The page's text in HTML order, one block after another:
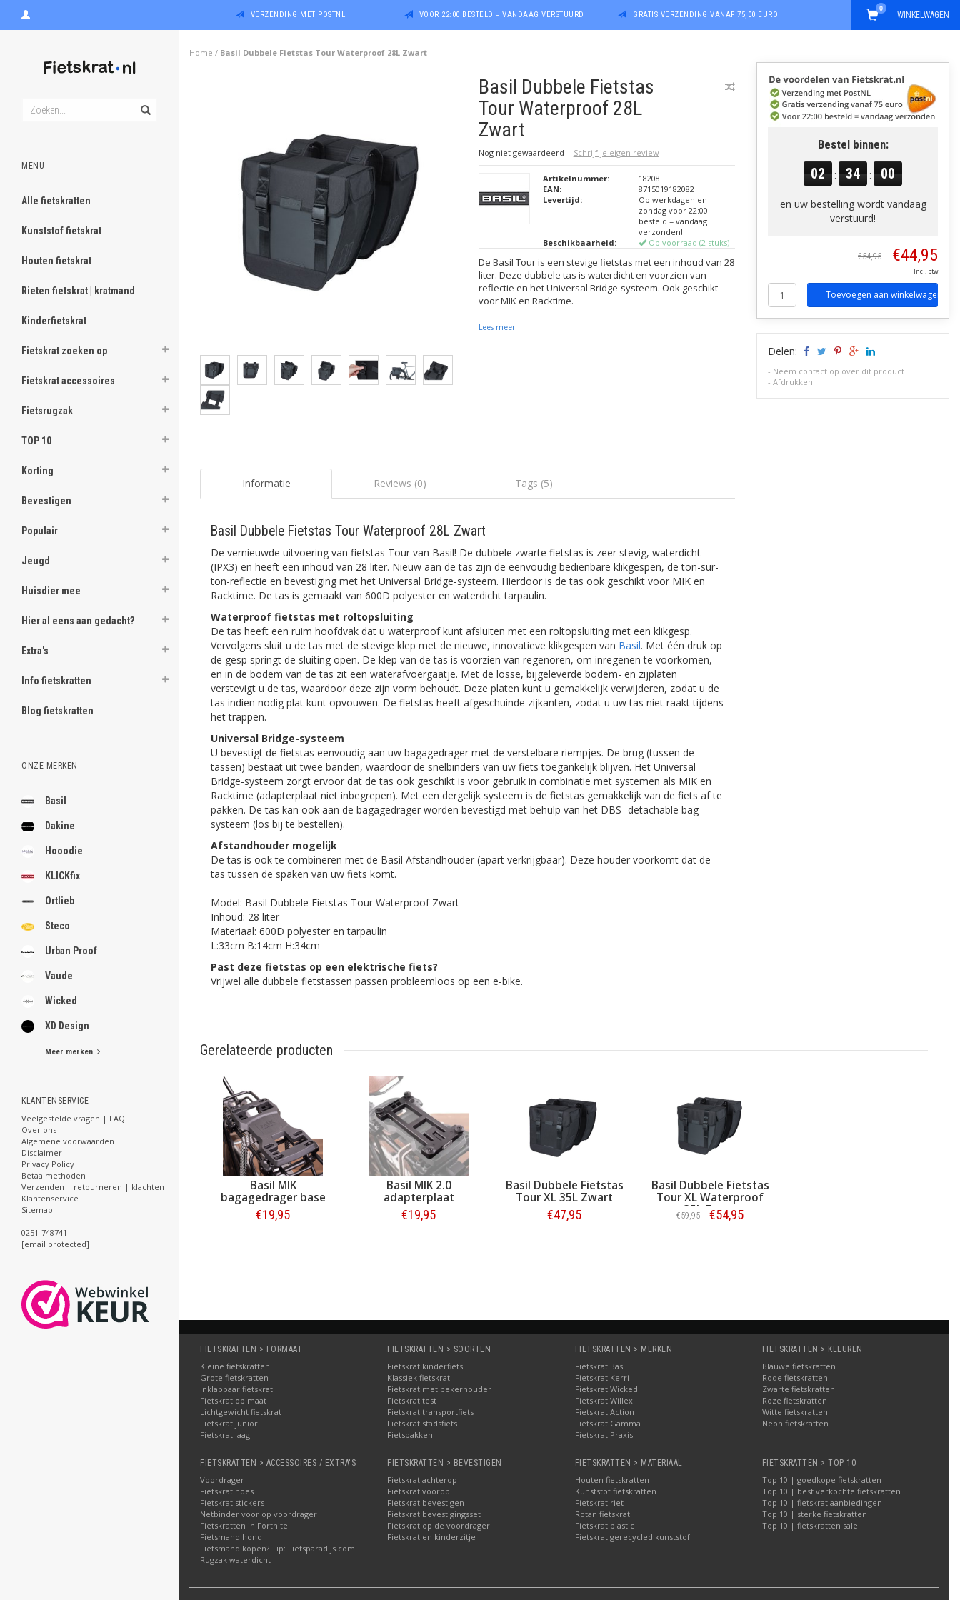
VERZENDING MET POSTNL VOOR 22:00 BESTELD = VANDAAG VERSTUURD GRATIS VERZENDING VANAF 75,00 EURO WINKELWAGEN
0
MENU
Alle fietskratten
Kunststof fietskrat
Houten fietskrat
Rieten fietskrat | kratmand
Kinderfietskrat
Fietskrat zoeken op
Fietskrat accessoires
Fietsrugzak
TOP 10
Korting
Bevestigen
Populair
Jeugd
Huisdier mee
Hier al eens aan gedacht?
Extra's
Info fietskratten
Blog fietskratten
ONZE MERKEN
Basil
Dakine
Hooodie
KLICKfix
Ortlieb
Steco
Urban Proof
Vaude
Wicked
XD Design
Meer merken
KLANTENSERVICE
Veelgestelde vragen | FAQ
Over ons
Algemene voorwaarden
Disclaimer
Privacy Policy
Betaalmethoden
Verzenden | retourneren | klachten
Klantenservice
Sitemap
0251-748741
[email protected]
Home / Basil Dubbele Fietstas Tour Waterproof 28L Zwart
Basil Dubbele Fietstas
Tour Waterproof 28L
Zwart
Nog niet gewaardeerd | Schrijf je eigen review
Artikelnummer:
18208
EAN:
8715019182082
Levertijd:
Op werkdagen en
zondag voor 22:00
besteld = vandaag
verzonden!
Beschikbaarheid:
Op voorraad (2 stuks)
De Basil Tour is een stevige fietstas met een inhoud van 28
liter. Deze dubbele tas is waterdicht en voorzien van
reflectie en het Universal Bridge-systeem. Ook geschikt
voor MIK en Racktime.
Lees meer
Informatie Reviews (0) Tags (5)
Basil Dubbele Fietstas Tour Waterproof 28L Zwart
De vernieuwde uitvoering van fietstas Tour van Basil! De dubbele zwarte fietstas is zeer stevig, waterdicht
(IPX3) en heeft een inhoud van 28 liter. Nieuw aan de tas zijn de eenvoudig bedienbare klikgespen, de ton-sur-
ton-reflectie en bevestiging met het Universal Bridge-systeem. Hierdoor is de tas ook geschikt voor MIK en
Racktime. De tas is gemaakt van 600D polyester en waterdicht tarpaulin.
Waterproof fietstas met roltopsluiting
De tas heeft een ruim hoofdvak dat u waterproof kunt afsluiten met een roltopsluiting met een klikgesp.
Vervolgens sluit u de tas met de stevige klep met de nieuwe, innovatieve klikgespen van Basil. Met één druk op
de gesp springt de sluiting open. De klep van de tas is voorzien van regenoren, om inregenen te voorkomen,
en in de bodem van de tas zit een waterafvoergaatje. Met de losse, bijgeleverde bodem- en zijplaten
verstevigt u de tas, waardoor deze zijn vorm behoudt. Deze platen kunt u gemakkelijk verwijderen, zodat u de
tas indien nodig plat kunt opvouwen. De fietstas heeft afgeschuinde zijkanten, zodat u uw tas niet raakt tijdens
het trappen.
Universal Bridge-systeem
U bevestigt de fietstas eenvoudig aan uw bagagedrager met de verstelbare riempjes. De brug (tussen de
tassen) bestaat uit twee banden, waardoor de snelbinders van uw fiets toegankelijk blijven. Het Universal
Bridge-systeem zorgt ervoor dat de tas ook geschikt is voor gebruik in combinatie met systemen als MIK en
Racktime (adapterplaat niet inbegrepen). Met een dergelijk systeem is de fietstas gemakkelijk van de fiets af te
pakken. De tas kan ook aan de bagagedrager worden bevestigd met behulp van het DBS- detachable bag
systeem (los bij te bestellen).
Afstandhouder mogelijk
De tas is ook te combineren met de Basil Afstandhouder (apart verkrijgbaar). Deze houder voorkomt dat de
tas tussen de spaken van uw fiets komt.
Model: Basil Dubbele Fietstas Tour Waterproof Zwart
Inhoud: 28 liter
Materiaal: 600D polyester en tarpaulin
L:33cm B:14cm H:34cm
Past deze fietstas op een elektrische fiets?
Vrijwel alle dubbele fietstassen passen probleemloos op een e-bike.
Bestel binnen:
02 : 34 : 00
en uw bestelling wordt vandaag
verstuurd!
€54,95 €44,95
Incl. btw
Toevoegen aan winkelwagen
Delen:
- Neem contact op over dit product
-Afdrukken
Gerelateerde producten
Basil MIK
bagagedrager base
€19,95
Basil MIK 2.0
adapterplaat
€19,95
Basil Dubbele Fietstas
Tour XL 35L Zwart
€47,95
Basil Dubbele Fietstas
Tour XL Waterproof
35L Zwart
€59,95 €54,95
FIETSKRATTEN > FORMAAT
Kleine fietskratten
Grote fietskratten
Inklapbaar fietskrat
Fietskrat op maat
Lichtgewicht fietskrat
Fietskrat junior
Fietskrat laag
FIETSKRATTEN > SOORTEN
Fietskrat kinderfiets
Klassiek fietskrat
Fietskrat met bekerhouder
Fietskrat test
Fietskrat transportfiets
Fietskrat stadsfiets
Fietsbakken
FIETSKRATTEN > MERKEN
Fietskrat Basil
Fietskrat Kerri
Fietskrat Wicked
Fietskrat Willex
Fietskrat Action
Fietskrat Gamma
Fietskrat Praxis
FIETSKRATTEN > KLEUREN
Blauwe fietskratten
Rode fietskratten
Zwarte fietskratten
Roze fietskratten
Witte fietskratten
Neon fietskratten
FIETSKRATTEN > ACCESSOIRES / EXTRA'S
Voordrager
Fietskrat hoes
Fietskrat stickers
Netbinder voor op voordrager
Fietskratten in Fortnite
Fietsmand hond
Fietsmand kopen? Tip: Fietsparadijs.com
Rugzak waterdicht
FIETSKRATTEN > BEVESTIGEN
Fietskrat achterop
Fietskrat voorop
Fietskrat bevestigen
Fietskrat bevestigingsset
Fietskrat op de voordrager
Fietskrat en kinderzitje
FIETSKRATTEN > MATERIAAL
Houten fietskratten
Kunststof fietskratten
Fietskrat riet
Rotan fietskrat
Fietskrat plastic
Fietskrat gerecycled kunststof
FIETSKRATTEN > TOP 10
Top 10 | goedkope fietskratten
Top 10 | best verkochte fietskratten
Top 10 | fietskrat aanbiedingen
Top 10 | sterke fietskratten
Top 10 | fietskratten sale